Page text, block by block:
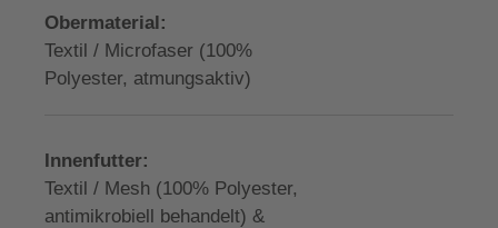
Obermaterial:
Textil / Microfaser (100%
Polyester, atmungsaktiv)
Innenfutter:
Textil / Mesh (100% Polyester,
antimikrobiell behandelt) &